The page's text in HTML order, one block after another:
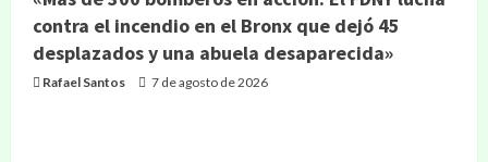
contra el incendio en el Bronx que dejó 45
desplazados y una abuela desaparecida»
Rafael Santos 7 de agosto de 2026